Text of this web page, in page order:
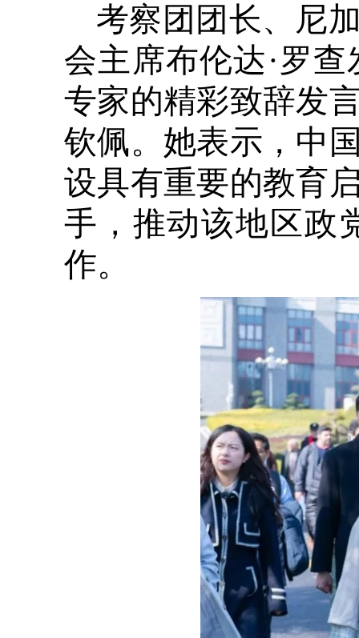
考察团团长、尼
会主席布伦达·罗
专家的精彩致辞发
钦佩。她表示，中
设具有重要的教育
手，推动该地区政
作。